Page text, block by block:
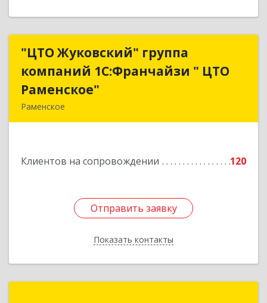
"ЦТО Жуковский" группа
компаний 1С:Франчайзи " ЦТО
Раменское"
Раменское
Клиентов на сопровождении 120
Отправить заявку
Показать контакты
"ЦТО Жуковский" группа
компаний 1С:Франчайзи " ЦТО
Подробнее
Отправить заявку
Назад